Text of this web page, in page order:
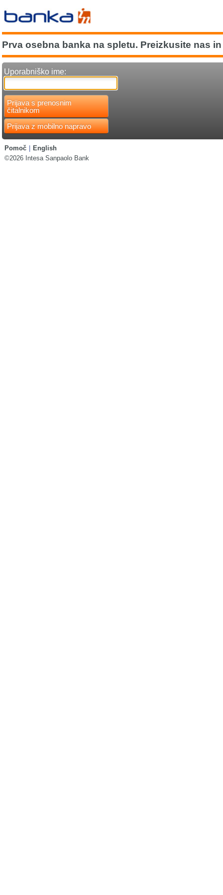
Prva osebna banka na spletu. Preizkusite nas
Uporabniško ime:
Prijava s prenosnim
čitalnikom
Prijava z mobilno napravo
Pomoč
English
©2026 Intesa Sanpaolo Bank